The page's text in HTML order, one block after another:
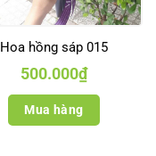
Hoa hồng sáp 015
500.000₫
Mua hàng